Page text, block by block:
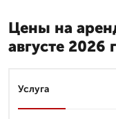
Цены на
августе 2026
Услуга